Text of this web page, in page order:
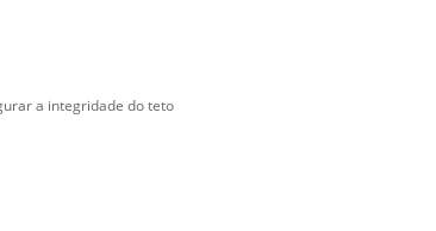
a integridade do teto